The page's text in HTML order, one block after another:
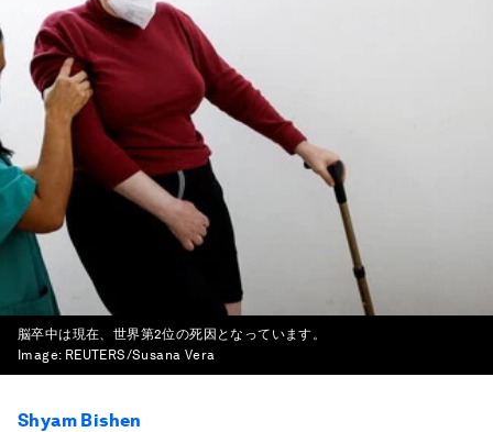
脳卒中は現在、世界第2位の死因となっています。
Image: REUTERS/Susana Vera
Shyam Bishen